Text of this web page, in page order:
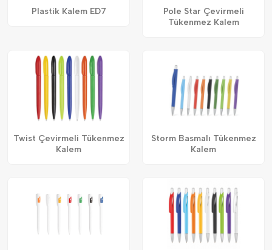
Plastik Kalem ED7
Pole Star Çevirmeli
Tükenmez Kalem
Twist Çevirmeli Tükenmez
Kalem
Storm Basmalı Tükenmez
Kalem